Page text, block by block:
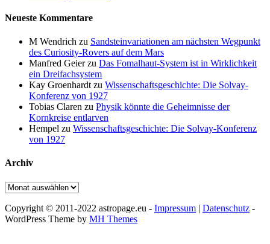
Neueste Kommentare
M Wendrich zu Sandsteinvariationen am nächsten Wegpunkt
des Curiosity-Rovers auf dem Mars
Manfred Geierzu Das Fomalhaut-System ist in Wirklichkeit
ein Dreifachsystem
Kay Groenhardt zu Wissenschaftsgeschichte: Die Solvay-
Konferenz von 1927
Tobias Claren zu Physik könnte die Geheimnisse der
Kornkreise entlarven
Hempel zu Wissenschaftsgeschichte: Die Solvay-Konferenz
von 1927
Archiv
Archiv
Copyright © 2011-2022 astropage.eu - Impressum | Datenschutz -
WordPress Theme by MH Themes